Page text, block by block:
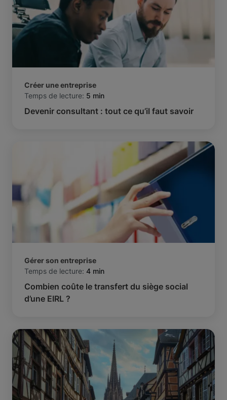
Créer une entreprise
Temps de lecture: 5 min
Devenir consultant : tout ce qu’il faut savoir
Gérer son entreprise
Temps de lecture: 4 min
Combien coûte le transfert du siège social
d’une EIRL ?